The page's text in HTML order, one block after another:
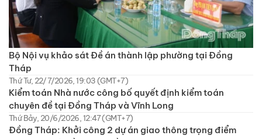
Bộ Nội vụ khảo sát Đề án thành lập phường tại Đồng
Tháp
Thứ Tư, 22/7/2026, 19:03 (GMT+7)
Kiểm toán Nhà nước công bố quyết định kiểm toán
chuyên đề tại Đồng Tháp và Vĩnh Long
Thứ Bảy, 20/6/2026, 12:47 (GMT+7)
Đồng Tháp: Khởi công 2 dự án giao thông trọng điểm